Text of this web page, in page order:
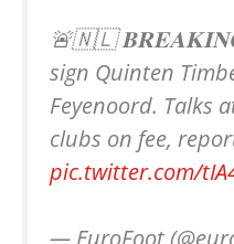
🚨🇳🇱
sign Quinten
Feyenoord. Talks
clubs on fee,
pic.twitter.com/
— EuroFoot